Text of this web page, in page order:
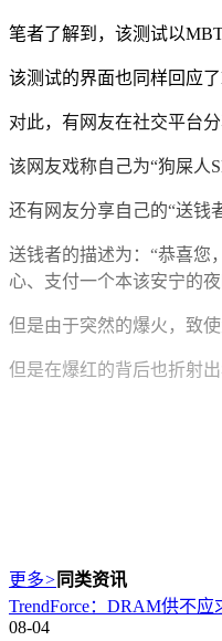
笔者了解到，该测试以
该测试的界面也同样回应
对此，有网友在社交平台分
该网友戏称自己为“狗屎人
还有网友分享自己的“送钱
送钱者的描述为：“恭喜您
心、支付一个本该安宁的
但是由于突然的爆火，致
但是在爆红的背后也折射
更多> 同类资讯
TrendForce：DRAM供不
08-04